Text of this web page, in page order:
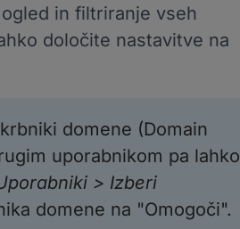
in filtriranje vseh
določite nastavitve na
domene (Domain
uporabnikom pa lahko
> Izberi
domene na "Omogoči".